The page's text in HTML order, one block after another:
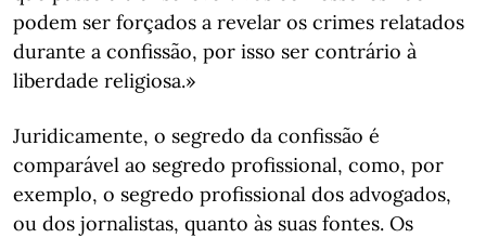
podem ser forçados a revelar os crimes relatados
durante a confissão, por isso ser contrário à
liberdade religiosa.»
Juridicamente, o segredo da confissão é
comparável ao segredo profissional, como, por
exemplo, o segredo profissional dos advogados,
ou dos jornalistas, quanto às suas fontes. Os